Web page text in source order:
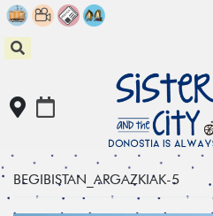
Skip
to
content
BEGIBISTAN_ARGAZKIAK-5